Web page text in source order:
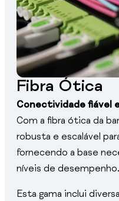
Fibra Ótica
Conectividade fiável
Com a fibra ótica da
robusta e escalável
fornecendo a base
níveis de desempenho.
Esta gama inclui